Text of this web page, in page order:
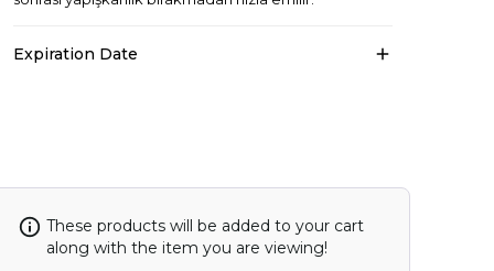
Expiration Date
These products will be added to your cart
along with the item you are viewing!